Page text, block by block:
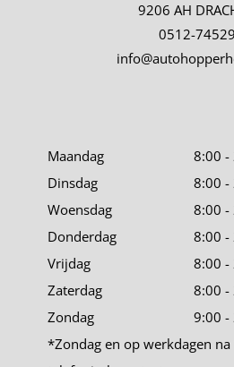
9206 AH
0512-
Maandag
8:00 -
Dinsdag
8:00 -
Woensdag
8:00 -
Donderdag
8:00 -
Vrijdag
8:00 -
Zaterdag
8:00 -
Zondag
9:00 -
*Zondag en op werkdagen